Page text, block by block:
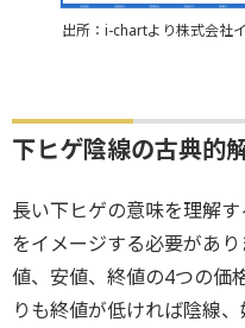
出所：i-chartより株式会社
下ヒゲ陰線の古典的
長い下ヒゲの意味を理解
をイメージする必要があ
値、安値、終値の4つの価
りも終値が低ければ陰線